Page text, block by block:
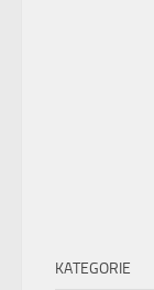
KATEGORIE